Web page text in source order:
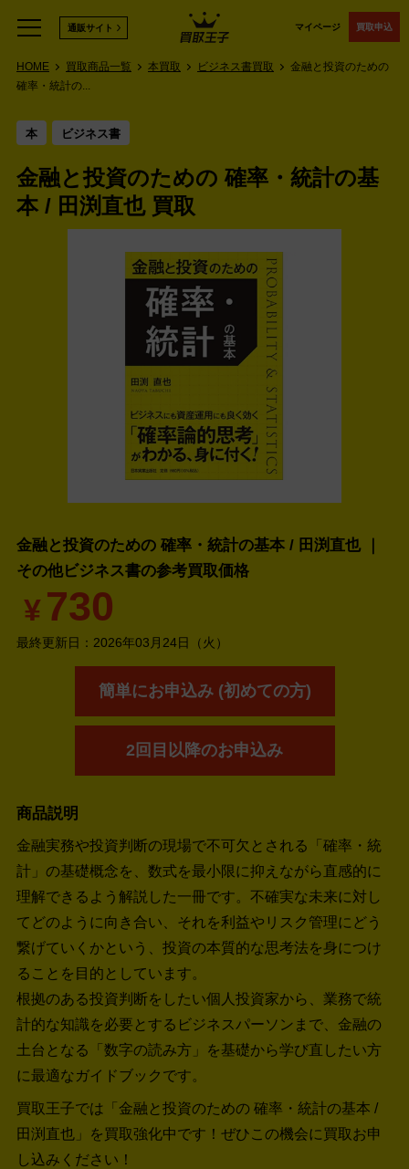
マイページ 買取申込
通販サイト
HOME 買取商品一覧 本買取 ビジネス書買取
金融と投資のための
確率・統計の...
本 ビジネス書
金融と投資のための 確率・統計の基
本 / 田渕直也 買取
金融と投資のための 確率・統計の基本 / 田渕直也 ｜
その他ビジネス書の参考買取価格
¥730
最終更新日： 2026年03月24日（火）
簡単にお申込み (初めての方)
2回目以降のお申込み
商品説明
金融実務や投資判断の現場で不可欠とされる「確率・統
計」の基礎概念を、数式を最小限に抑えながら直感的に
理解できるよう解説した一冊です。不確実な未来に対し
てどのように向き合い、それを利益やリスク管理にどう
繋げていくかという、投資の本質的な思考法を身につけ
ることを目的としています。
根拠のある投資判断をしたい個人投資家から、業務で統
計的な知識を必要とするビジネスパーソンまで、金融の
土台となる「数字の読み方」を基礎から学び直したい方
に最適なガイドブックです。
買取王子では「金融と投資のための 確率・統計の基本 /
田渕直也」を買取強化中です！ ぜひこの機会に買取お申
し込みください！